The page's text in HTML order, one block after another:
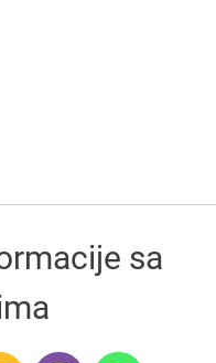
sa